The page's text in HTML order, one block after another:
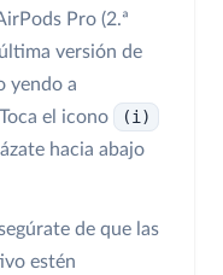
Pro (2.ª
versión de
yendo a
el icono
(i)
hacia abajo
de que las
estén